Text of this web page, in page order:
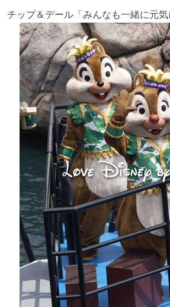
チップ＆デール「みんなも一緒に元気